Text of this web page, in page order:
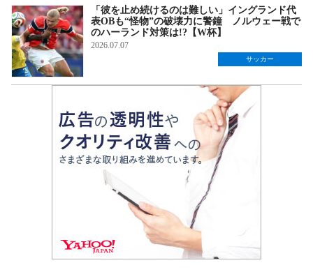
「彼を止め続けるのは難しい」イングランド代
表OBも“怪物”の破壊力に警鐘 ノルウェー戦で
のハーランド対策は!?【W杯】
2026.07.07
サッカー